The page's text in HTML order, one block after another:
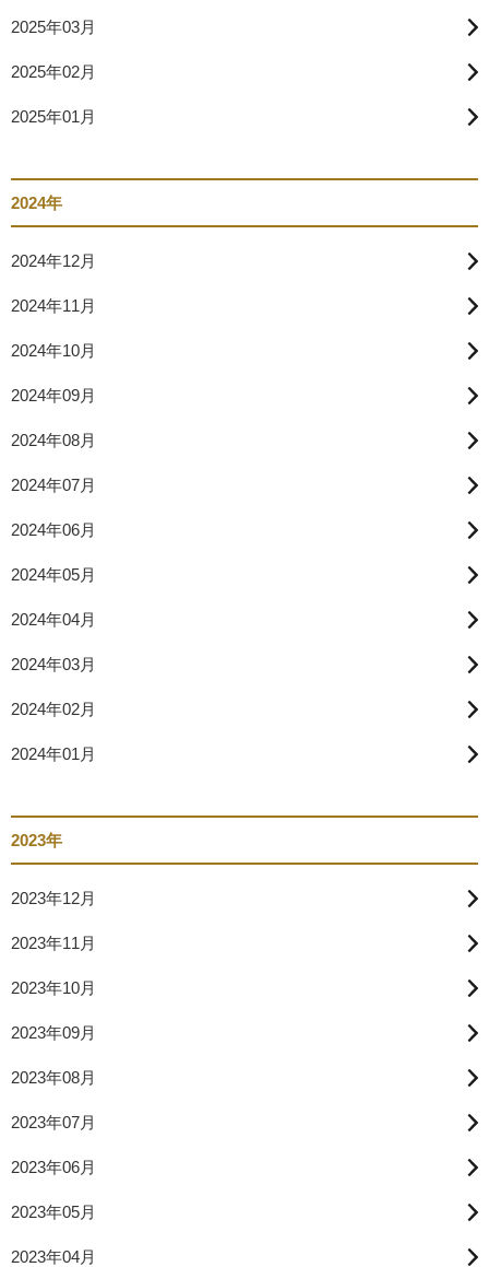
2025年03月
2025年02月
2025年01月
2024年
2024年12月
2024年11月
2024年10月
2024年09月
2024年08月
2024年07月
2024年06月
2024年05月
2024年04月
2024年03月
2024年02月
2024年01月
2023年
2023年12月
2023年11月
2023年10月
2023年09月
2023年08月
2023年07月
2023年06月
2023年05月
2023年04月